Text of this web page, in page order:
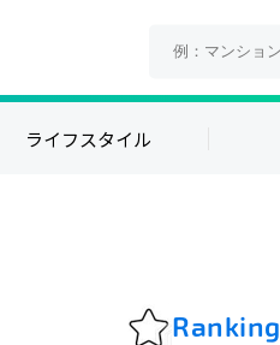
ライフスタイル
Ranking